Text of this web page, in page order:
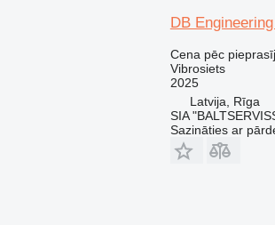
DB
Cena pēc
Vibrosiets
2025
Latvija, Rīga
SIA
Sazināties ar